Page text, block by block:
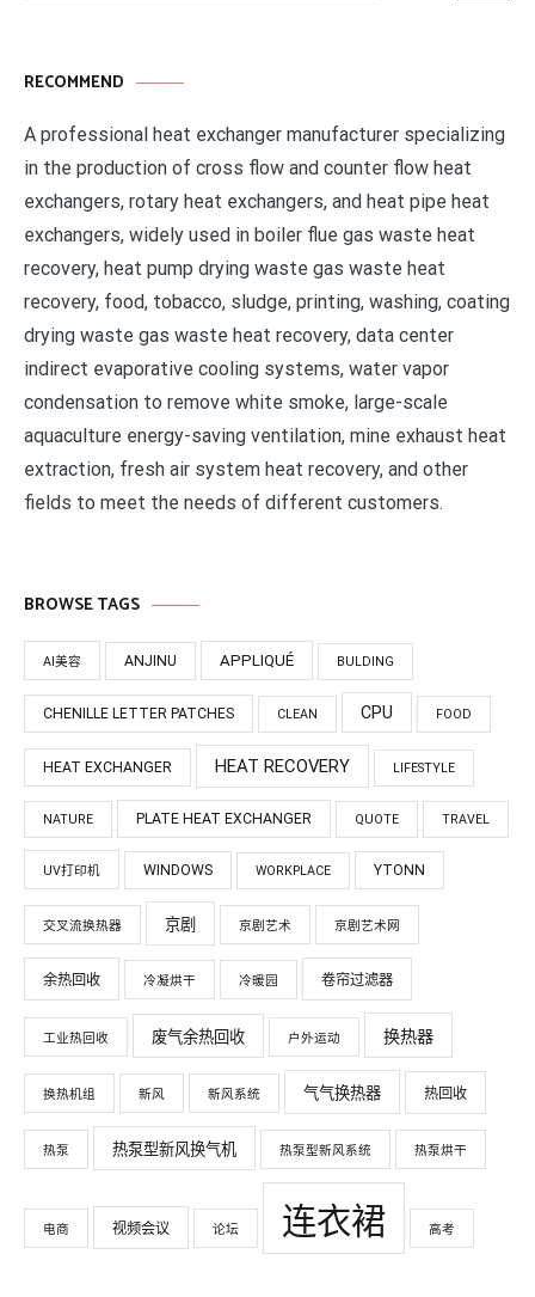
RECOMMEND
A professional heat exchanger manufacturer specializing
in the production of cross flow and counter flow heat
exchangers, rotary heat exchangers, and heat pipe heat
exchangers, widely used in boiler flue gas waste heat
recovery, heat pump drying waste gas waste heat
recovery, food, tobacco, sludge, printing, washing, coating
drying waste gas waste heat recovery, data center
indirect evaporative cooling systems, water vapor
condensation to remove white smoke, large-scale
aquaculture energy-saving ventilation, mine exhaust heat
extraction, fresh air system heat recovery, and other
fields to meet the needs of different customers.
BROWSE TAGS
AI美容 ANJINU APPLIQUÉ BULDING
CHENILLE LETTER PATCHES CLEAN CPU FOOD
HEAT EXCHANGER HEAT RECOVERY LIFESTYLE
NATURE PLATE HEAT EXCHANGER QUOTE TRAVEL
UV打印机 WINDOWS WORKPLACE YTONN
交叉流换热器 京剧 京剧艺术 京剧艺术网
余热回收 冷凝烘干 冷暖园 卷帘过滤器
工业热回收 废气余热回收 户外运动 换热器
换热机组 新风 新风系统 气气换热器 热回收
热泵 热泵型新风换气机 热泵型新风系统 热泵烘干
电商 视频会议 论坛 连衣裙 高考